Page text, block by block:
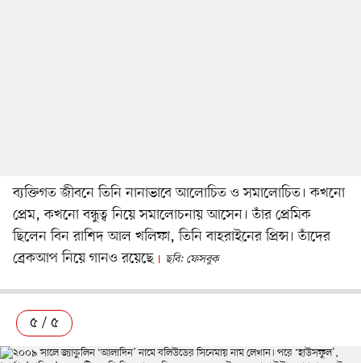
ব্যক্তিগত জীবনে তিনি নানাভাবে আলোচিত ও সমালোচিত। কখনো
প্রেম, কখনো বন্ধুত্ব নিয়ে সমালোচনায় আসেন। তাঁর প্রেমিক
ছিলেন বিন রাশিদ আল খলিফা, তিনি বাহরাইনের প্রিন্স। তাঁদের
ব্রেকআপ নিয়ে গানও রয়েছে
ছবি: ফেসবুক
৫ / ৫